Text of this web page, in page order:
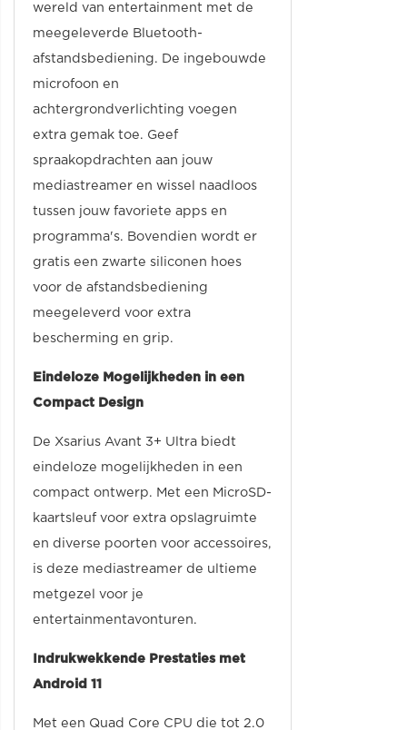
wereld van entertainment met de
meegeleverde Bluetooth-
afstandsbediening. De ingebouwde
microfoon en
achtergrondverlichting voegen
extra gemak toe. Geef
spraakopdrachten aan jouw
mediastreamer en wissel naadloos
tussen jouw favoriete apps en
programma's. Bovendien wordt er
gratis een zwarte siliconen hoes
voor de afstandsbediening
meegeleverd voor extra
bescherming en grip.
Eindeloze Mogelijkheden in een
Compact Design
De Xsarius Avant 3+ Ultra biedt
eindeloze mogelijkheden in een
compact ontwerp. Met een MicroSD-
kaartsleuf voor extra opslagruimte
en diverse poorten voor accessoires,
is deze mediastreamer de ultieme
metgezel voor je
entertainmentavonturen.
Indrukwekkende Prestaties met
Android 11
Met een Quad Core CPU die tot 2.0